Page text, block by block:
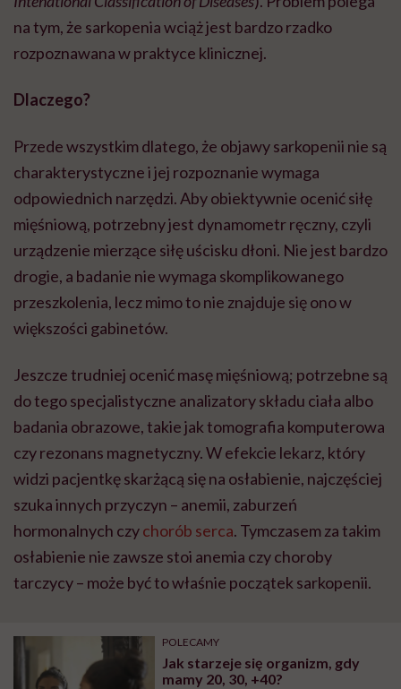
na tym, że sarkopenia wciąż jest bardzo rzadko
rozpoznawana w praktyce klinicznej.
Dlaczego?
Przede wszystkim dlatego, że objawy sarkopenii nie są
charakterystyczne i jej rozpoznanie wymaga
odpowiednich narzędzi. Aby obiektywnie ocenić siłę
mięśniową, potrzebny jest dynamometr ręczny, czyli
urządzenie mierzące siłę uścisku dłoni. Nie jest bardzo
drogie, a badanie nie wymaga skomplikowanego
przeszkolenia, lecz mimo to nie znajduje się ono w
większości gabinetów.
Jeszcze trudniej ocenić masę mięśniową; potrzebne są
do tego specjalistyczne analizatory składu ciała albo
badania obrazowe, takie jak tomografia komputerowa
czy rezonans magnetyczny. W efekcie lekarz, który
widzi pacjentkę skarżącą się na osłabienie, najczęściej
szuka innych przyczyn – anemii, zaburzeń
hormonalnych czychorób serca. Tymczasem za takim
osłabienie nie zawsze stoi anemia czy choroby
tarczycy – może być to właśnie początek sarkopenii.
POLECAMY
Jak starzeje się organizm, gdy
mamy 20, 30, +40?